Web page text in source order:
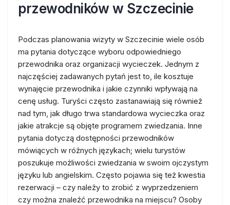
przewodników w Szczecinie
Podczas planowania wizyty w Szczecinie wiele osób
ma pytania dotyczące wyboru odpowiedniego
przewodnika oraz organizacji wycieczek. Jednym z
najczęściej zadawanych pytań jest to, ile kosztuje
wynajęcie przewodnika i jakie czynniki wpływają na
cenę usług. Turyści często zastanawiają się również
nad tym, jak długo trwa standardowa wycieczka oraz
jakie atrakcje są objęte programem zwiedzania. Inne
pytania dotyczą dostępności przewodników
mówiących w różnych językach; wielu turystów
poszukuje możliwości zwiedzania w swoim ojczystym
języku lub angielskim. Często pojawia się też kwestia
rezerwacji – czy należy to zrobić z wyprzedzeniem
czy można znaleźć przewodnika na miejscu? Osoby